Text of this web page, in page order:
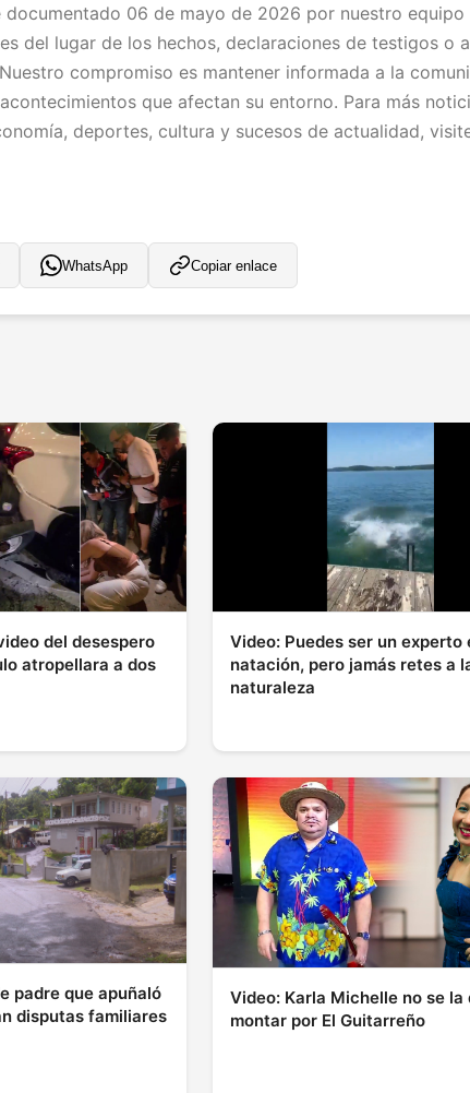
documentado 06 de mayo de 2026 por nuestro
del lugar de los hechos, declaraciones de testigos o
compromiso es mantener informada a la
que afectan su entorno. Para más
deportes, cultura y sucesos de actualidad,
WhatsApp Copiar enlace
del desespero
atropellara a dos
Video: Puedes ser un experto
natación, pero jamás retes a
naturaleza
padre que apuñaló
disputas familiares
Video: Karla Michelle no se la
montar por El Guitarreño